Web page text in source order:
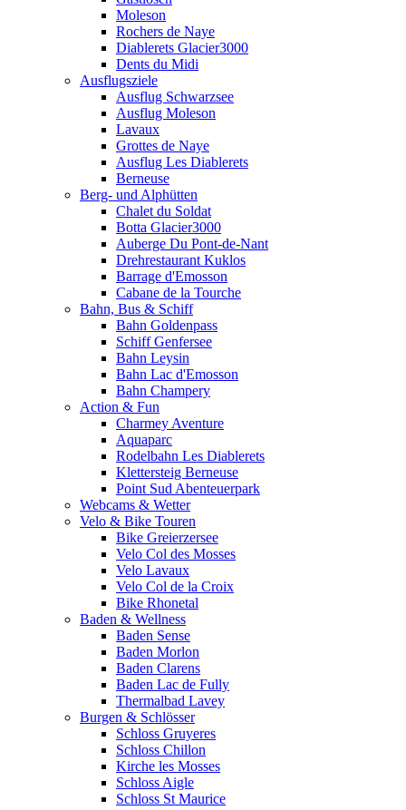
Moleson
Rochers de Naye
Diablerets Glacier3000
Dents du Midi
Ausflugsziele
Ausflug Schwarzsee
Ausflug Moleson
Lavaux
Grottes de Naye
Ausflug Les Diablerets
Berneuse
Berg- und Alphütten
Chalet du Soldat
Botta Glacier3000
Auberge Du Pont-de-Nant
Drehrestaurant Kuklos
Barrage d'Emosson
Cabane de la Tourche
Bahn, Bus & Schiff
Bahn Goldenpass
Schiff Genfersee
Bahn Leysin
Bahn Lac d'Emosson
Bahn Champery
Action & Fun
Charmey Aventure
Aquaparc
Rodelbahn Les Diablerets
Klettersteig Berneuse
Point Sud Abenteuerpark
Webcams & Wetter
Velo & Bike Touren
Bike Greierzersee
Velo Col des Mosses
Velo Lavaux
Velo Col de la Croix
Bike Rhonetal
Baden & Wellness
Baden Sense
Baden Morlon
Baden Clarens
Baden Lac de Fully
Thermalbad Lavey
Burgen & Schlösser
Schloss Gruyeres
Schloss Chillon
Kirche les Mosses
Schloss Aigle
Schloss St Maurice